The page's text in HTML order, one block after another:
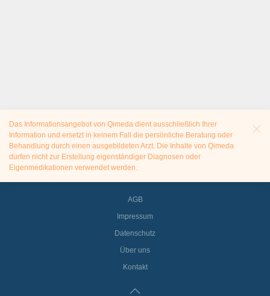
Das Informationsangebot von Qimeda dient ausschließlich Ihrer
Information und ersetzt in keinem Fall die persönliche Beratung oder
Behandlung durch einen ausgebildeten Arzt. Die Inhalte von Qimeda
dürfen nicht zur Erstellung eigenständiger Diagnosen oder
Eigenmedikationen verwendet werden.
AGB
Impressum
Datenschutz
Über uns
Kontakt